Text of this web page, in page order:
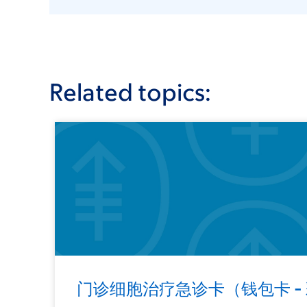
Related topics:
门诊细胞治疗急诊卡（钱包卡 -